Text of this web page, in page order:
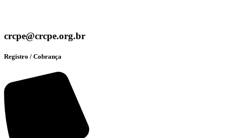
crcpe@crcpe.org.br
Registro / Cobrança